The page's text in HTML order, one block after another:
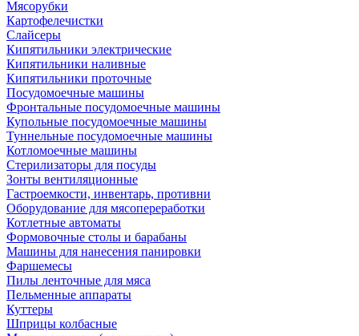
Мясорубки
Картофелечистки
Слайсеры
Кипятильники электрические
Кипятильники наливные
Кипятильники проточные
Посудомоечные машины
Фронтальные посудомоечные машины
Купольные посудомоечные машины
Туннельные посудомоечные машины
Котломоечные машины
Стерилизаторы для посуды
Зонты вентиляционные
Гастроемкости, инвентарь, противни
Оборудование для мясопереработки
Котлетные автоматы
Формовочные столы и барабаны
Машины для нанесения панировки
Фаршемесы
Пилы ленточные для мяса
Пельменные аппараты
Куттеры
Шприцы колбасные